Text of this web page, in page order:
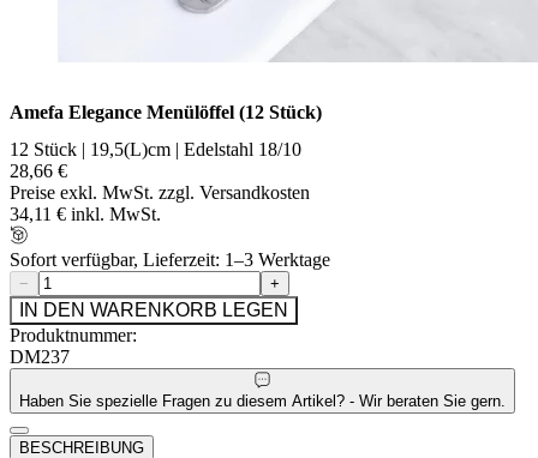
Amefa Elegance Menülöffel (12 Stück)
12 Stück | 19,5(L)cm | Edelstahl 18/10
28,66 €
Preise exkl. MwSt. zzgl. Versandkosten
34,11 € inkl. MwSt.
Sofort verfügbar, Lieferzeit: 1–3 Werktage
− +
IN DEN WARENKORB LEGEN
Produktnummer:
DM237
Haben Sie spezielle Fragen zu diesem Artikel? - Wir beraten Sie gern.
BESCHREIBUNG